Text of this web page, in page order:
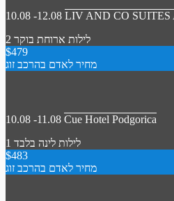
10.08 -12.08 LIV AND CO
2 לילות ארוחת בוקר
$479
מחיר לאדם בהרכב זוג
10.08 -11.08 Cue Hotel Podgorica
1 לילות לינה בלבד
$483
מחיר לאדם בהרכב זוג